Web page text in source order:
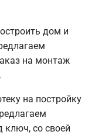
дом и
на монтаж
на постройку
ключ, со своей